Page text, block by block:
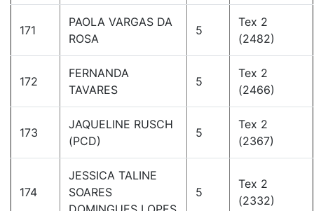
171
PAOLA VARGAS DA
ROSA
5
Tex 2
(2482)
172
FERNANDA
TAVARES
5
Tex 2
(2466)
173
JAQUELINE RUSCH
(PCD)
5
Tex 2
(2367)
174
JESSICA TALINE
SOARES
5
Tex 2
(2332)